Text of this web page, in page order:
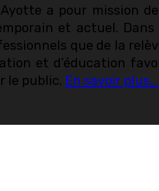
a pour mission
et actuel.
que de la
et d’éducation
le public. En savoir plus...